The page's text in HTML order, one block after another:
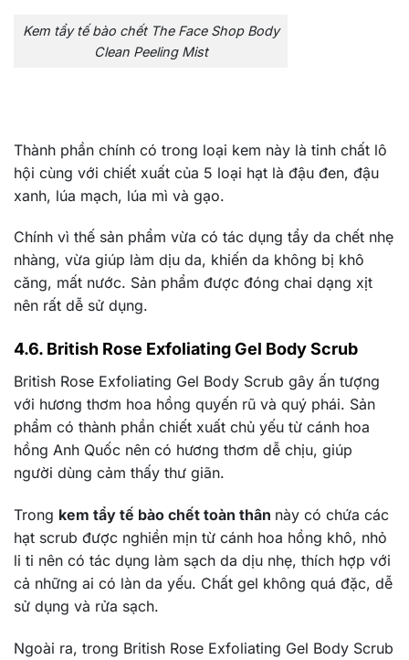
Kem tẩy tế bào chết The Face Shop Body
Clean Peeling Mist
Thành phần chính có trong loại kem này là tinh chất lô
hội cùng với chiết xuất của 5 loại hạt là đậu đen, đậu
xanh, lúa mạch, lúa mì và gạo.
Chính vì thế sản phẩm vừa có tác dụng tẩy da chết nhẹ
nhàng, vừa giúp làm dịu da, khiến da không bị khô
căng, mất nước. Sản phẩm được đóng chai dạng xịt
nên rất dễ sử dụng.
4.6. British Rose Exfoliating Gel Body Scrub
British Rose Exfoliating Gel Body Scrub gây ấn tượng
với hương thơm hoa hồng quyến rũ và quý phái. Sản
phẩm có thành phần chiết xuất chủ yếu từ cánh hoa
hồng Anh Quốc nên có hương thơm dễ chịu, giúp
người dùng cảm thấy thư giãn.
Trong kem tẩy tế bào chết toàn thân này có chứa các
hạt scrub được nghiền mịn từ cánh hoa hồng khô, nhỏ
li ti nên có tác dụng làm sạch da dịu nhẹ, thích hợp với
cả những ai có làn da yếu. Chất gel không quá đặc, dễ
sử dụng và rửa sạch.
Ngoài ra, trong British Rose Exfoliating Gel Body Scrub